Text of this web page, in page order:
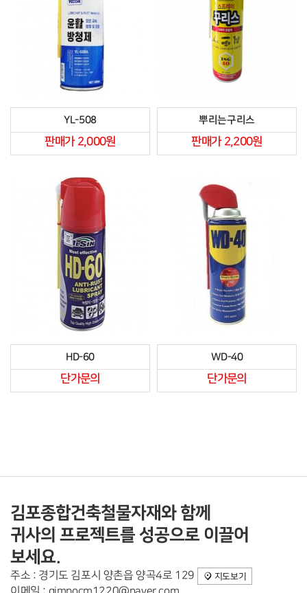
YL-508
판매가 2,000원
뿌리는구리스
판매가 2,200원
HD-60
단가문의
WD-40
단가문의
김포종합건축철물자재와 함께
귀사의 프로젝트를 성공으로 이끌어
보세요.
주소 : 경기도 김포시 양촌읍 양곡4로 129 지도보기